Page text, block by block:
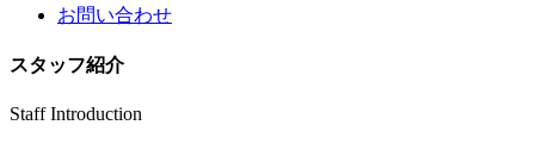
お問い合わせ
スタッフ紹介
Staff Introduction